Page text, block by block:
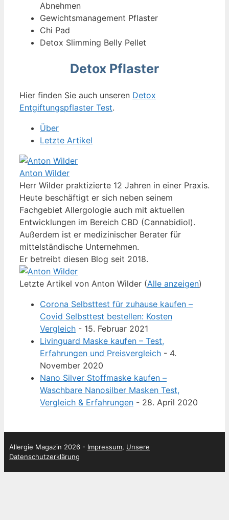
Abnehmen
Gewichtsmanagement Pflaster
Chi Pad
Detox Slimming Belly Pellet
Detox Pflaster
Hier finden Sie auch unseren Detox
Entgiftungspflaster Test.
Über
Letzte Artikel
Anton Wilder
Herr Wilder praktizierte 12 Jahren in einer Praxis.
Heute beschäftigt er sich neben seinem
Fachgebiet Allergologie auch mit aktuellen
Entwicklungen im Bereich CBD (Cannabidiol).
Außerdem ist er medizinischer Berater für
mittelständische Unternehmen.
Er betreibt diesen Blog seit 2018.
Letzte Artikel von Anton Wilder (Alle anzeigen)
Corona Selbsttest für zuhause kaufen –
Covid Selbsttest bestellen: Kosten
Vergleich - 15. Februar 2021
Livinguard Maske kaufen – Test,
Erfahrungen und Preisvergleich - 4.
November 2020
Nano Silver Stoffmaske kaufen –
Waschbare Nanosilber Masken Test,
Vergleich & Erfahrungen - 28. April 2020
Allergie Magazin 2026 - Impressum, Unsere
Datenschutzerklärung